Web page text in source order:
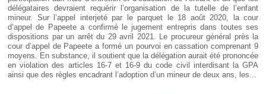
délégataires devraient requérir l’organisation de la tutelle de l’enfant
mineur. Sur l’appel interjeté par le parquet le 18 août 2020, la cour
d’appel de Papeete a confirmé le jugement entrepris dans toutes ses
dispositions par un arrêt du 29 avril 2021. Le procureur général près la
cour d’appel de Papeete a formé un pourvoi en cassation comprenant 9
moyens. En substance, il soutient que la délégation aurait été prononcée
en violation des articles 16-7 et 16-9 du code civil interdisant la GPA
ainsi que des règles encadrant l’adoption d’un mineur de deux ans, les...